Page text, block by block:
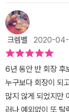
해볼 기회가 기다리고 있기 때문이
못된 것이 잘못이 아
누구나 잘못된 삶,
준다면 잘못을 함께
공약으로 전교 회장
존감, 정의, 소통을 배워 간다. 책을 읽으면서 현재 사회와 비슷하다
는 기시감에 씁쓸한
다. 공약이 잘못되었
들이 ‘서로 다름’을
문이다.주인공 아이
을까?” “자신감과
을 주려면 어떻게
선거라는 소재를 통
'리더십’ 등 다양한
한 학교 모습, 입체
한 일러스트. 이 모
크렘벨 2020-04-
6년 동안 반 회장 후
누구보다 회장이 되
많지 않게 되었지만
러나 예외없이 또 탈